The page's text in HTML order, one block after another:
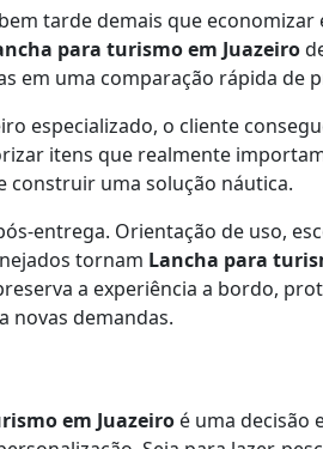
tarde demais que
para turismo em Juazeiro
em uma comparação rápida de
especializado, o cliente
itens que realmente
construir uma solução náutica.
entrega. Orientação de uso,
tornam Lancha para
a experiência a bordo,
novas demandas.
em Juazeiro é uma decisão